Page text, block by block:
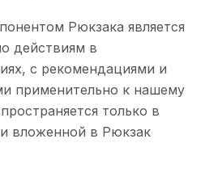
Рюкзака является
действиям в
с рекомендациями и
применительно к нашему
только в
вложенной в Рюкзак